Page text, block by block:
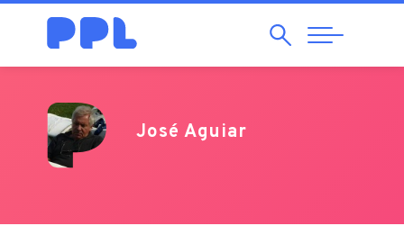
Pesquisar
Abrir
Navegação
José Aguiar